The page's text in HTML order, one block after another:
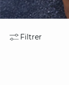
Filtrer